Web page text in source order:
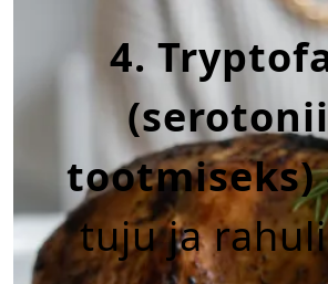
4.
tootmiseks)
tuju ja